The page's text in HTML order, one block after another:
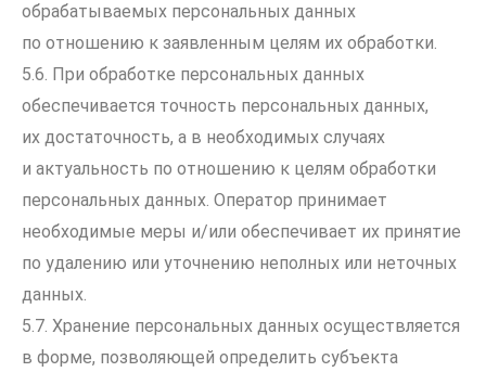
обрабатываемых персональных данных
по отношению к заявленным целям их обработки.
5.6. При обработке персональных данных
обеспечивается точность персональных данных,
их достаточность, а в необходимых случаях
и актуальность по отношению к целям обработки
персональных данных. Оператор принимает
необходимые меры и/или обеспечивает их принятие
по удалению или уточнению неполных или неточных
данных.
5.7. Хранение персональных данных осуществляется
в форме, позволяющей определить субъекта